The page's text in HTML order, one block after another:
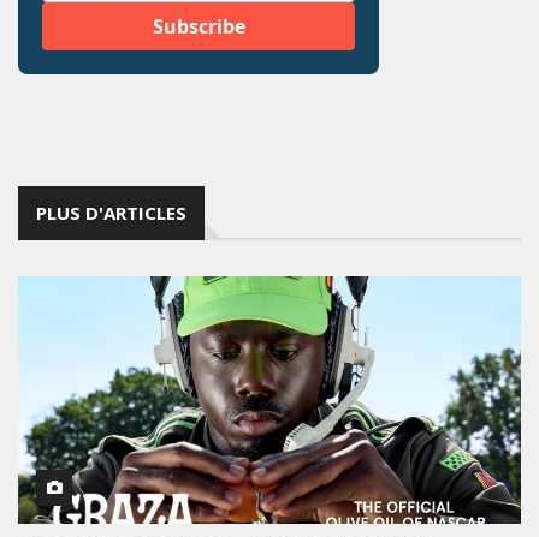
PLUS D'ARTICLES